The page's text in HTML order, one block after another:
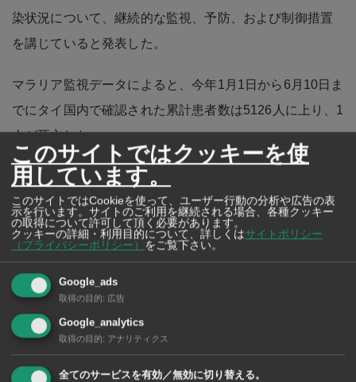
染状況について、継続的な監視、予防、および制御措置
を講じていると発表した。
マラリア監視データによると、今年1月1日から6月10日ま
でにタイ国内で確認された累計患者数は5126人に上り、1
人が死亡した。
広告
このサイトではクッキーを使
用しています。
このサイトではCookieを使って、ユーザー行動の分析や広告の表
示を行います。サイトのご利用を継続される場合、各種クッキー
の取得について許可して頂く必要があります。
クッキーの詳細・利用目的について、詳しくはサイトポリシー
（プライバシーポリシー）
をご覧下さい。
Google_ads
取得の目的: 広告
Google_analytics
取得の目的: アナリティクス
全てのサービスを有効／無効に切り替える。